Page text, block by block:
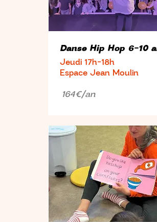
Danse Hip Hop 6-10
Jeudi 17h-18h
Espace Jean Moulin
164€/an